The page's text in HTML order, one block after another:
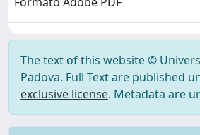
The text of this website ©
Padova. Full Text are published
exclusive license. Metadata are